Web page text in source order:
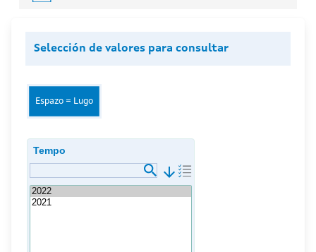
Selección de valores para consultar
Espazo = Lugo
Tempo
arrow_downward